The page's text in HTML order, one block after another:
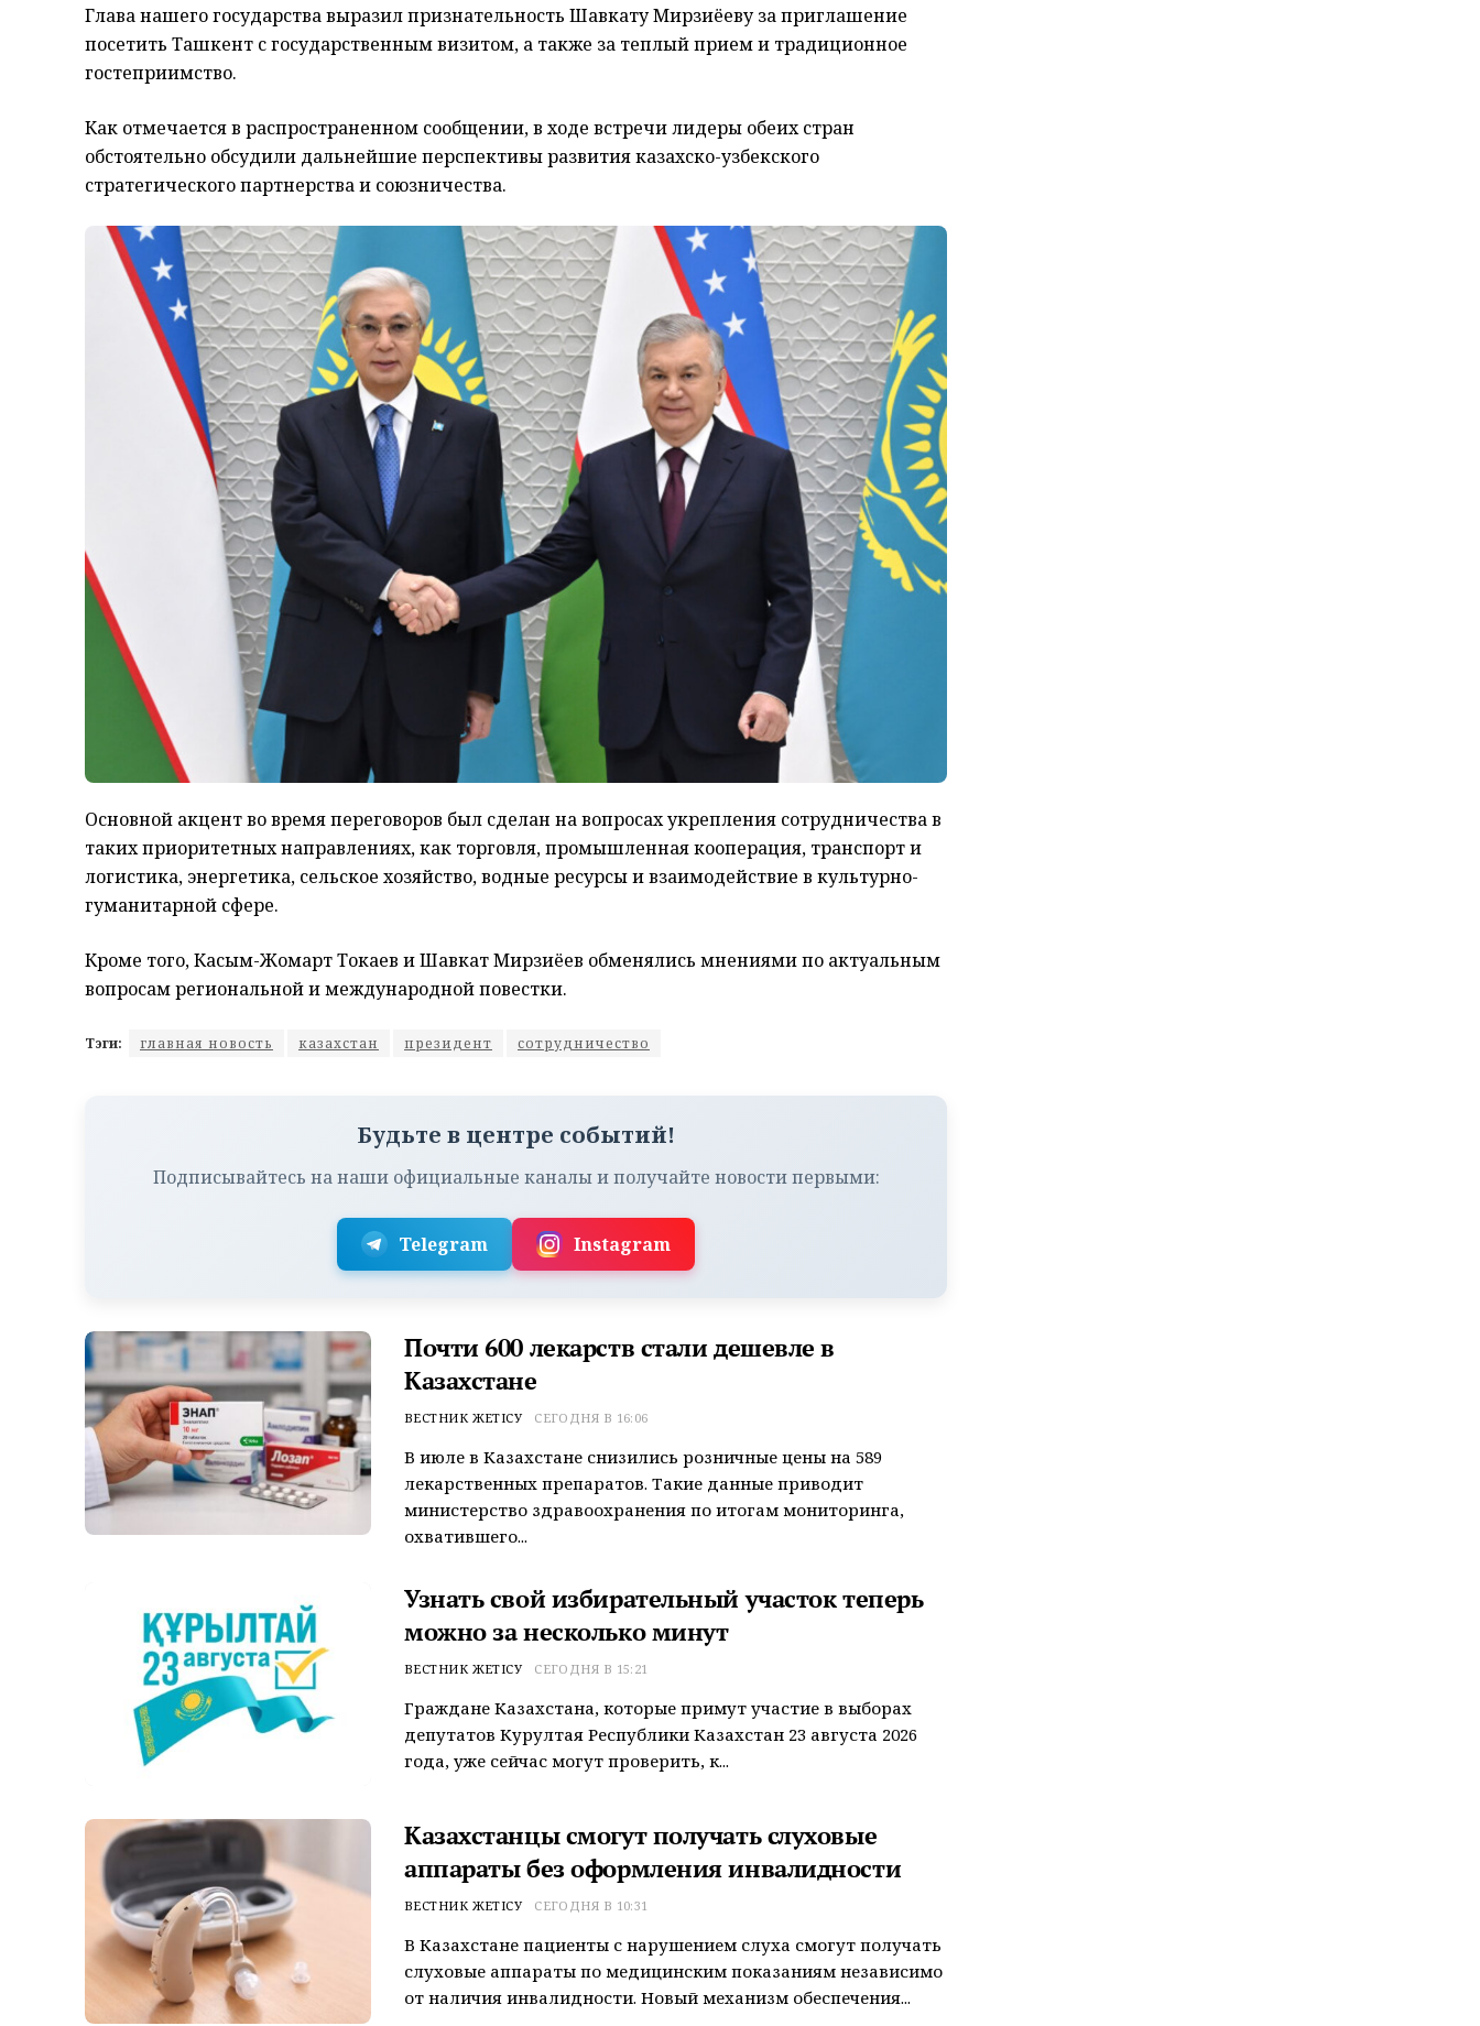
Глава нашего государства выразил признательность Шавкату Мирзиёеву за приглашение
посетить Ташкент с государственным визитом, а также за теплый прием и традиционное
гостеприимство.
Как отмечается в распространенном сообщении, в ходе встречи лидеры обеих стран
обстоятельно обсудили дальнейшие перспективы развития казахско-узбекского
стратегического партнерства и союзничества.
Основной акцент во время переговоров был сделан на вопросах укрепления сотрудничества в
таких приоритетных направлениях, как торговля, промышленная кооперация, транспорт и
логистика, энергетика, сельское хозяйство, водные ресурсы и взаимодействие в культурно-
гуманитарной сфере.
Кроме того, Касым-Жомарт Токаев и Шавкат Мирзиёев обменялись мнениями по актуальным
вопросам региональной и международной повестки.
Тэги: главная новость казахстан президент сотрудничество
Будьте в центре событий!
Подписывайтесь на наши официальные каналы и получайте новости первыми:
Telegram Instagram
Почти 600 лекарств стали дешевле в
Казахстане
ВЕСТНИК ЖЕТІСУ СЕГОДНЯ В 16:06
В июле в Казахстане снизились розничные цены на 589
лекарственных препаратов. Такие данные приводит
министерство здравоохранения по итогам мониторинга,
охватившего...
Узнать свой избирательный участок теперь
можно за несколько минут
ВЕСТНИК ЖЕТІСУ СЕГОДНЯ В 15:21
Граждане Казахстана, которые примут участие в выборах
депутатов Курултая Республики Казахстан 23 августа 2026
года, уже сейчас могут проверить, к...
Казахстанцы смогут получать слуховые
аппараты без оформления инвалидности
ВЕСТНИК ЖЕТІСУ СЕГОДНЯ В 10:31
В Казахстане пациенты с нарушением слуха смогут получать
слуховые аппараты по медицинским показаниям независимо
от наличия инвалидности. Новый механизм обеспечения...